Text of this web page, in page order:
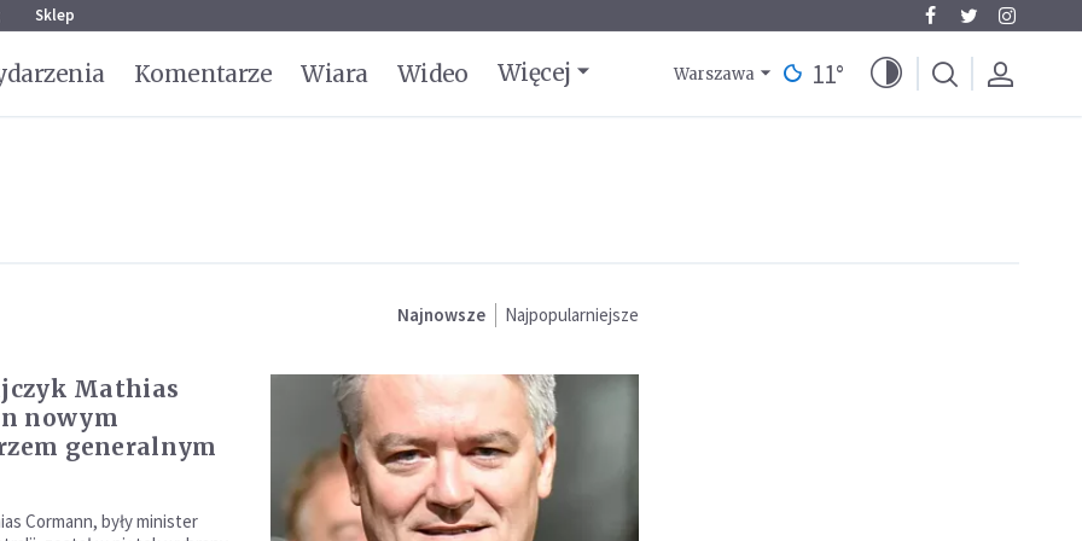
Sklep
Komentarze Wiara Wideo Więcej Warszawa 11°
Najnowsze Najpopularniejsze
Mathias
nowym
generalnym
Cormann, były minister